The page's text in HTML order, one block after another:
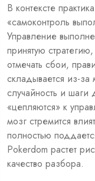
В контексте
«самоконтроль
Управление
принятую
отмечать сбои,
складывается из-
случайность и шаги
«цепляются» к
мозг стремится
полностью
Pokerdom растет
качество разбора.